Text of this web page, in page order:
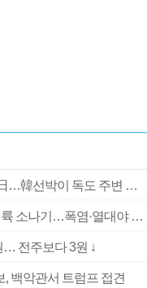
[속보] 여전히 ‘독도는 우리땅’ 외치는 日…韓선박이 독도 주변 해양조사 활동하자 반발
부산 울산 경남 구름 많고 경남 북서내륙 소나기…폭염·열대야 계속
… 전주보다 3원 ↓
, 백악관서 트럼프 접견